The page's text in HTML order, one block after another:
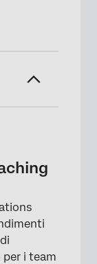
i team